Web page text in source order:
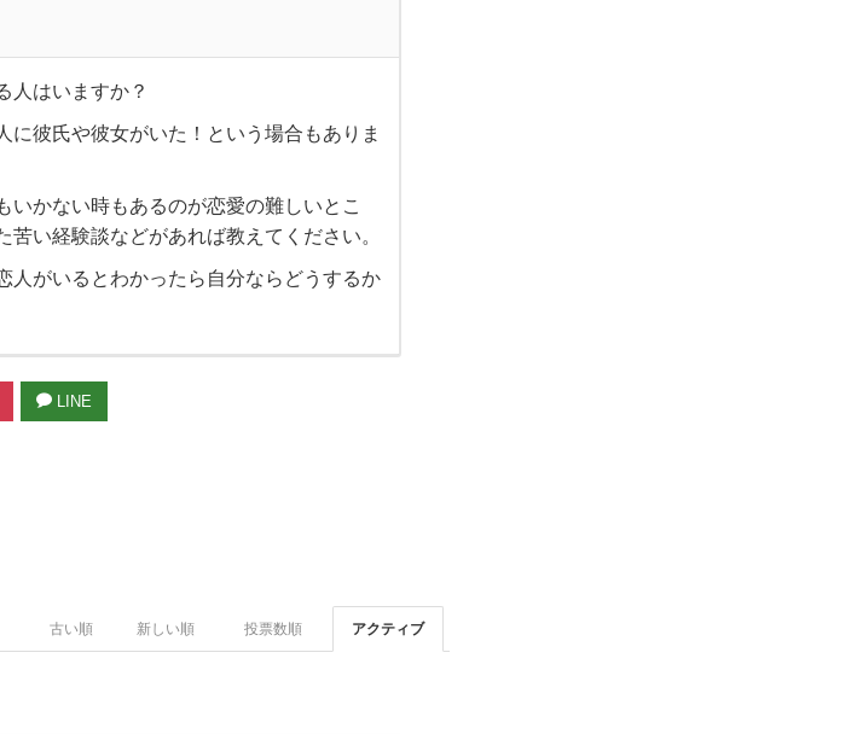
人はいますか？
彼氏や彼女がいた！という場合もありま
いかない時もあるのが恋愛の難しいとこ
い経験談などがあれば教えてください。
人がいるとわかったら自分ならどうするか
LINE
アクティブ
投票数順
新しい順
古い順